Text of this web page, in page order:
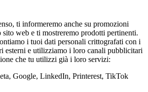
ti informeremo anche su promozioni
sito web e ti mostreremo prodotti pertinenti.
i tuoi dati personali crittografati con i
esterni e utilizziamo i loro canali pubblicitari
che tu utilizzi già i loro servizi:
Google, LinkedIn, Printerest, TikTok